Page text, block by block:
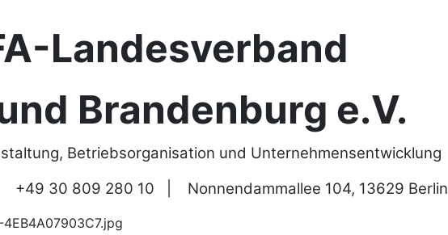
Landesverband
Brandenburg e.V.
Betriebsorganisation und Unternehmensentwicklung
+49 30 809 280 10 Nonnendammallee 104, 13629 Berlin